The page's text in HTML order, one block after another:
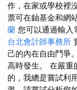
作，在家或學校裡
票可在鈾基金和網
蘭 您可以通過輸入
台北會計師事務所
己的內在自由鬥爭
高時發生。 在嚴重
的，我總是嘗試利